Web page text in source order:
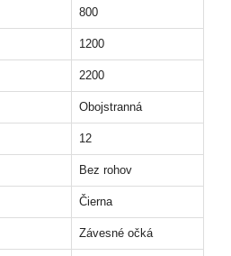
800
1200
2200
Obojstranná
12
Bez rohov
Čierna
Závesné očká